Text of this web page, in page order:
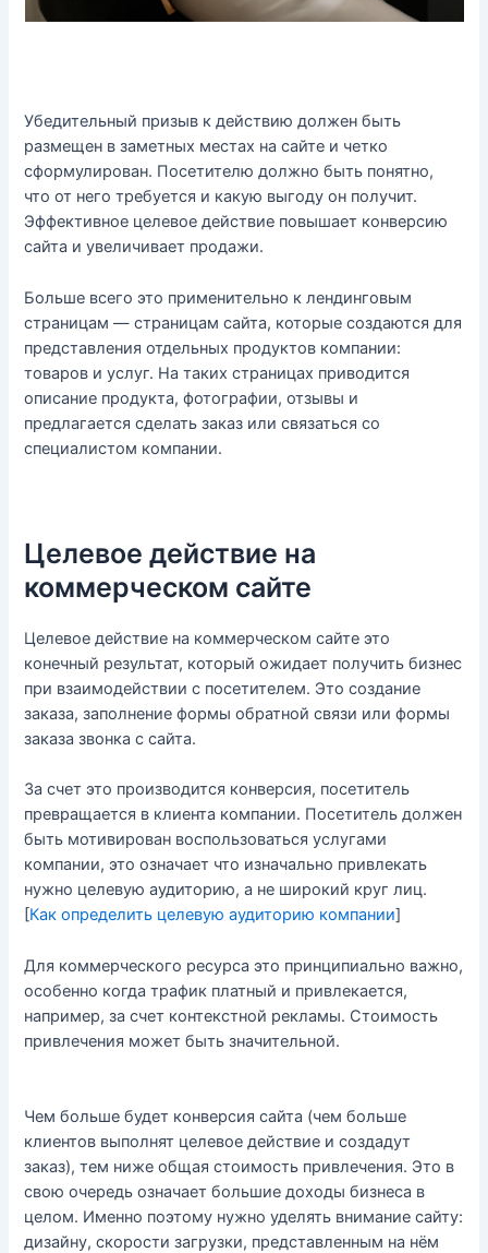
Убедительный призыв к действию должен быть
размещен в заметных местах на сайте и четко
сформулирован. Посетителю должно быть понятно,
что от него требуется и какую выгоду он получит.
Эффективное целевое действие повышает конверсию
сайта и увеличивает продажи.
Больше всего это применительно к лендинговым
страницам — страницам сайта, которые создаются для
представления отдельных продуктов компании:
товаров и услуг. На таких страницах приводится
описание продукта, фотографии, отзывы и
предлагается сделать заказ или связаться со
специалистом компании.
Целевое действие на
коммерческом сайте
Целевое действие на коммерческом сайте это
конечный результат, который ожидает получить бизнес
при взаимодействии с посетителем. Это создание
заказа, заполнение формы обратной связи или формы
заказа звонка с сайта.
За счет это производится конверсия, посетитель
превращается в клиента компании. Посетитель должен
быть мотивирован воспользоваться услугами
компании, это означает что изначально привлекать
нужно целевую аудиторию, а не широкий круг лиц.
[Как определить целевую аудиторию компании]
Для коммерческого ресурса это принципиально важно,
особенно когда трафик платный и привлекается,
например, за счет контекстной рекламы. Стоимость
привлечения может быть значительной.
Чем больше будет конверсия сайта (чем больше
клиентов выполнят целевое действие и создадут
заказ), тем ниже общая стоимость привлечения. Это в
свою очередь означает большие доходы бизнеса в
целом. Именно поэтому нужно уделять внимание сайту:
дизайну, скорости загрузки, представленным на нём